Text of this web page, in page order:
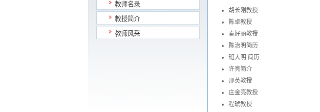
教师名录
教授简介
教师风采
胡长刚教授
陈卓教授
秦好丽教授
陈治明简历
班大明 简历
许亮简介
邢英教授
庄金亮教授
程琥教授